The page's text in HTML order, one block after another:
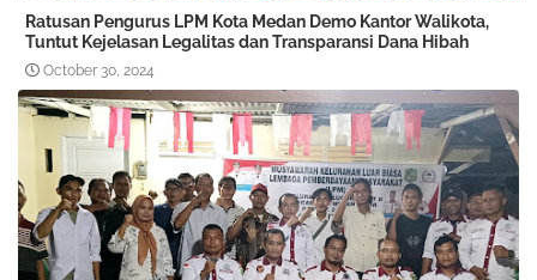
Ratusan Pengurus LPM Kota Medan Demo Kantor Walikota,
Tuntut Kejelasan Legalitas dan Transparansi Dana Hibah
October 30, 2024